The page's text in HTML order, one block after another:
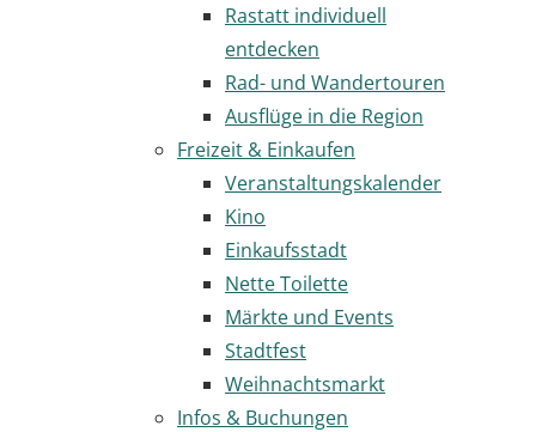
Rastatt individuell
entdecken
Rad- und Wandertouren
Ausflüge in die Region
Freizeit & Einkaufen
Veranstaltungskalender
Kino
Einkaufsstadt
Nette Toilette
Märkte und Events
Stadtfest
Weihnachtsmarkt
Infos & Buchungen